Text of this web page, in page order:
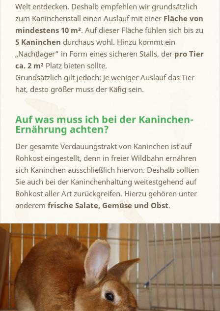
Welt entdecken. Deshalb empfehlen wir grundsätzlich
zum Kaninchenstall einen Auslauf mit einer Fläche von
mindestens 10 m². Auf dieser Fläche fühlen sich bis zu
5 Kaninchen durchaus wohl. Hinzu kommt ein
„Nachtlager“ in Form eines sicheren Stalls, der pro Tier
ca. 2 m² Platz bieten sollte.
Grundsätzlich gilt jedoch: Je weniger Auslauf das Tier
hat, desto größer muss der Käfig sein.
Auf was muss ich bei der Kaninchen-
Ernährung achten?
Der gesamte Verdauungstrakt von Kaninchen ist auf
Rohkost eingestellt, denn in freier Wildbahn ernähren
sich Kaninchen ausschließlich hiervon. Deshalb sollten
Sie auch bei der Kaninchenhaltung weitestgehend auf
Rohkost aller Art zurückgreifen. Hierzu gehören unter
anderem frische Salate, Gemüse und Obst.